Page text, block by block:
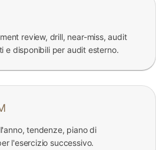
review, drill, near-miss, audit
e disponibili per audit esterno.
tendenze, piano di
l'esercizio successivo.